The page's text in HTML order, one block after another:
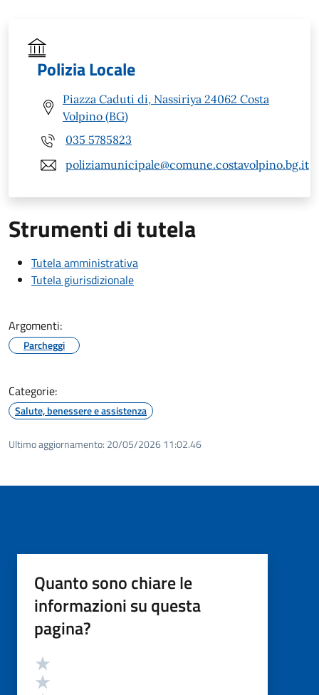
Polizia Locale
Piazza Caduti di, Nassiriya 24062 Costa
Volpino (BG)
035 5785823
poliziamunicipale@comune.costavolpino.bg.it
Strumenti di tutela
Tutela amministrativa
Tutela giurisdizionale
Argomenti:
Parcheggi
Categorie:
Salute, benessere e assistenza
Ultimo aggiornamento: 20/05/2026 11:02.46
Quanto sono chiare le
informazioni su questa
pagina?
Valutazione